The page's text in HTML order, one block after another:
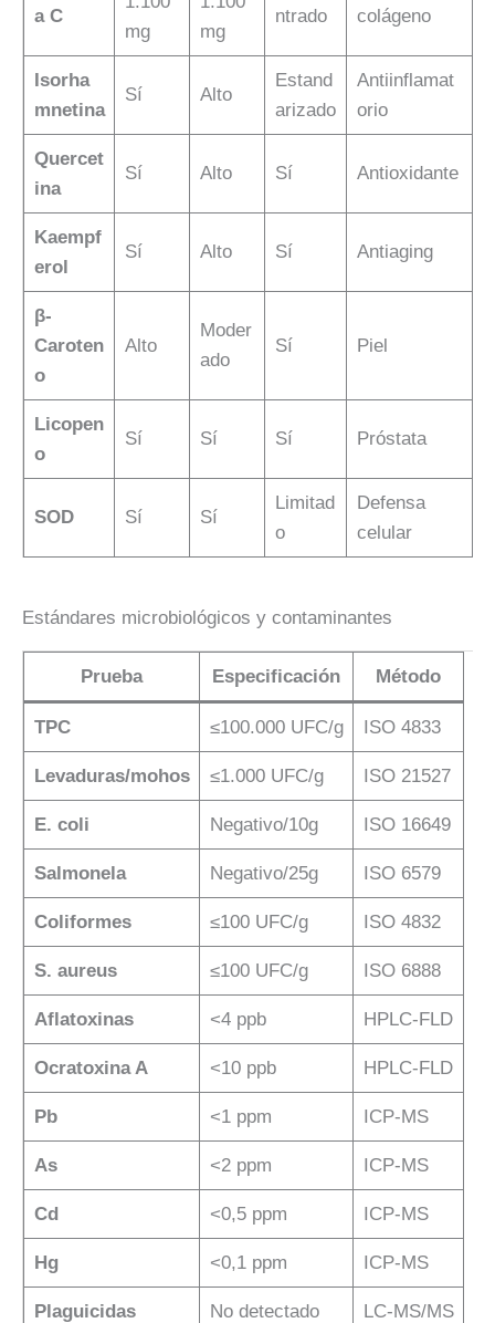
a C
mg
mg
ntrado colágeno
Isorha
mnetina
Sí Alto
Estand
arizado
Antiinflamat
orio
Quercet
ina
Sí Alto Sí Antioxidante
Kaempf
erol
Sí Alto Sí Antiaging
β-
Caroten
o
Alto
Moder
ado
Sí Piel
Licopen
o
Sí Sí Sí Próstata
SOD Sí Sí
Limitad
o
Defensa
celular
Estándares microbiológicos y contaminantes
Prueba Especificación Método
TPC ≤100.000 UFC/g ISO 4833
Levaduras/mohos ≤1.000 UFC/g ISO 21527
E. coli Negativo/10g ISO 16649
Salmonela Negativo/25g ISO 6579
Coliformes ≤100 UFC/g ISO 4832
S. aureus ≤100 UFC/g ISO 6888
Aflatoxinas <4 ppb HPLC-FLD
Ocratoxina A <10 ppb HPLC-FLD
Pb <1 ppm ICP-MS
As <2 ppm ICP-MS
Cd <0,5 ppm ICP-MS
Hg <0,1 ppm ICP-MS
Plaguicidas No detectado LC-MS/MS